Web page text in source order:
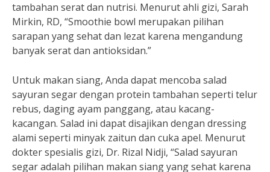
tambahan serat dan nutrisi. Menurut ahli gizi, Sarah
Mirkin, RD, “Smoothie bowl merupakan pilihan
sarapan yang sehat dan lezat karena mengandung
banyak serat dan antioksidan.”
Untuk makan siang, Anda dapat mencoba salad
sayuran segar dengan protein tambahan seperti telur
rebus, daging ayam panggang, atau kacang-
kacangan. Salad ini dapat disajikan dengan dressing
alami seperti minyak zaitun dan cuka apel. Menurut
dokter spesialis gizi, Dr. Rizal Nidji, “Salad sayuran
segar adalah pilihan makan siang yang sehat karena